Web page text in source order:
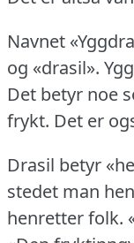
Navnet
og «drasil».
Det betyr noe
frykt. Det er
Drasil betyr
stedet man
henretter folk.